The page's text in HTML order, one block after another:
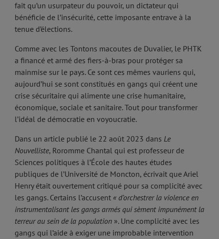
fait qu’un usurpateur du pouvoir, un dictateur qui
bénéficie de l’insécurité, cette imposante entrave à la
tenue d’élections.
Comme avec les Tontons macoutes de Duvalier, le PHTK
a financé et armé des fiers-à-bras pour protéger sa
mainmise sur le pays. Ce sont ces mêmes vauriens qui,
aujourd’hui se sont constitués en gangs qui créent une
crise sécuritaire qui alimente une crise humanitaire,
économique, sociale et sanitaire. Tout pour transformer
l’idéal de démocratie en voyoucratie.
Dans un article publié le 22 août 2023 dans Le
Nouvelliste, Roromme Chantal qui est professeur de
Sciences politiques à l’École des hautes études
publiques de l’Université de Moncton, écrivait que Ariel
Henry était ouvertement critiqué pour sa complicité avec
les gangs. Certains l’accusent « d’orchestrer la violence en
instrumentalisant les gangs armés qui sèment impunément la
terreur au sein de la population ». Une complicité avec les
gangs qui l’aide à exiger une improbable intervention